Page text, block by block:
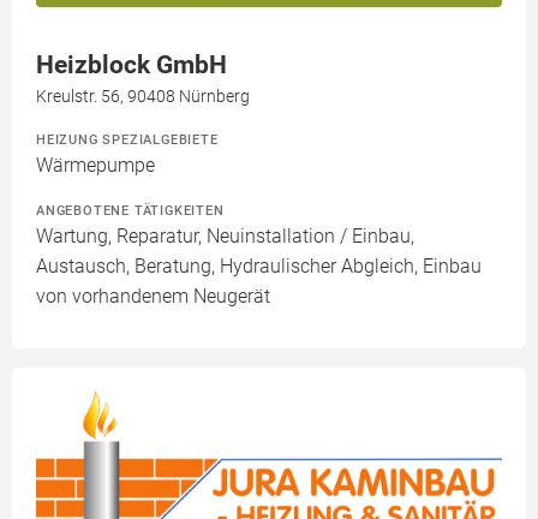
Heizblock GmbH
Kreulstr. 56, 90408 Nürnberg
HEIZUNG SPEZIALGEBIETE
Wärmepumpe
ANGEBOTENE TÄTIGKEITEN
Wartung, Reparatur, Neuinstallation / Einbau,
Austausch, Beratung, Hydraulischer Abgleich, Einbau
von vorhandenem Neugerät